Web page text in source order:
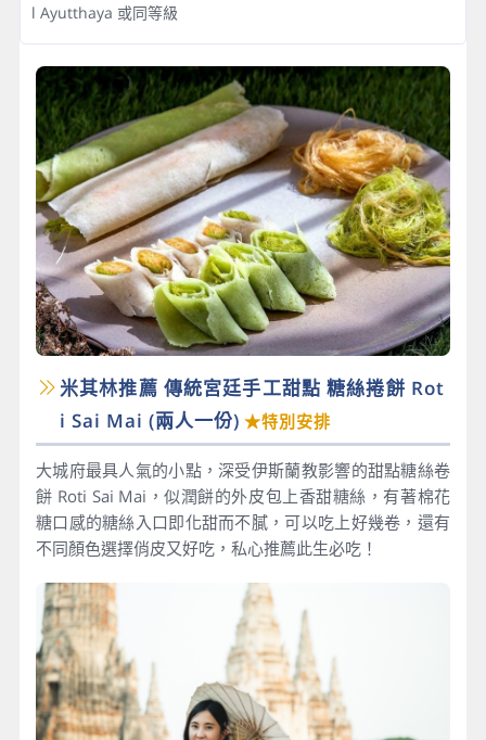
l Ayutthaya 或同等級
米其林推薦 傳統宮廷手工甜點 糖絲捲餅 Rot
i Sai Mai​ (兩人一份) ★特別安排
大城府最具人氣的小點，深受伊斯蘭教影響的甜點糖絲卷
餅 Roti Sai Mai，似潤餅的外皮包上香甜糖絲，有著棉花
糖口感的糖絲入口即化甜而不膩，可以吃上好幾卷，還有
不同顏色選擇俏皮又好吃，私心推薦此生必吃！